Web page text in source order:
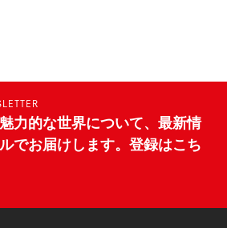
力的な世界について、最新情
でお届けします。登録はこち